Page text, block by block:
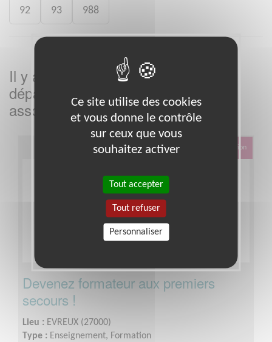
92 93 988
Il y a
missions bénévoles dans le
départementEuredans cette
association
Éducation & Formation
Devenez formateur aux premiers
secours !
Lieu : EVREUX (27000)
Type : Enseignement, Formation
Ce site utilise des cookies
et vous donne le contrôle
sur ceux que vous
souhaitez activer
Tout accepter
Tout refuser
Personnaliser